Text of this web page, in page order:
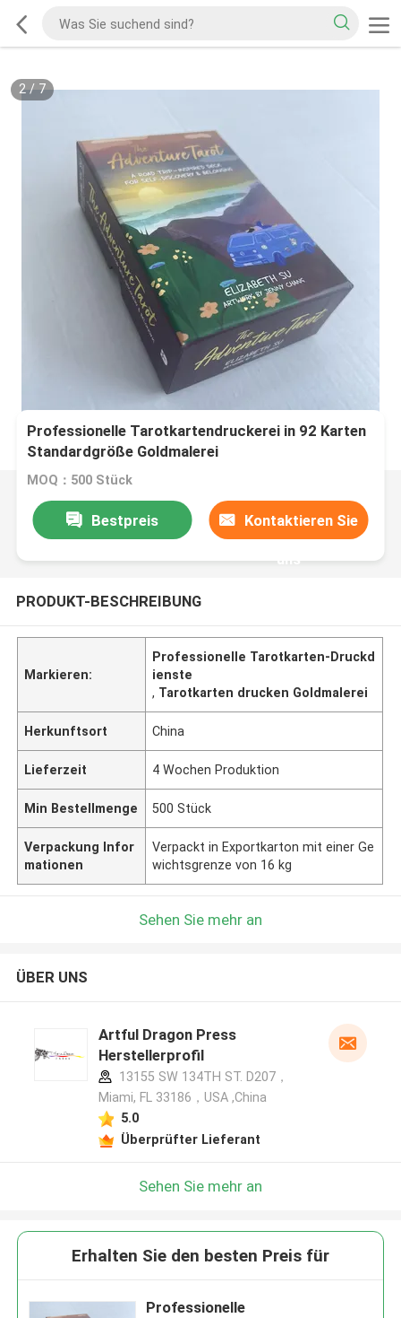
2/7
Professionelle Tarotkartendruckerei in 92 Karten
Standardgröße Goldmalerei
MOQ：500 Stück
Bestpreis Kontaktieren Sie
uns
PRODUKT-BESCHREIBUNG
Markieren:
Professionelle Tarotkarten-Druckd
ienste
, Tarotkarten drucken Goldmalerei
Herkunftsort China
Lieferzeit 4 Wochen Produktion
Min Bestellmenge 500 Stück
Verpackung Infor
mationen
Verpackt in Exportkarton mit einer Ge
wichtsgrenze von 16 kg
Sehen Sie mehr an
ÜBER UNS
Artful Dragon Press
Herstellerprofil
13155 SW 134TH ST. D207，
Miami, FL 33186，USA ,China
5.0
Überprüfter Lieferant
Sehen Sie mehr an
Erhalten Sie den besten Preis für
Professionelle